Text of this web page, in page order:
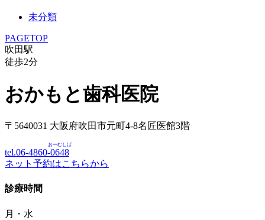
未分類
PAGETOP
吹田駅
徒歩2分
おかもと歯科医院
〒5640031 大阪府吹田市元町4-8名匠医館3階
tel.06-4860-0648
おーむしば
ネット予約はこちらから
診療時間
月・水